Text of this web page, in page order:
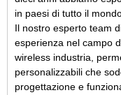
in paesi di tutto il
Il nostro esperto team
esperienza nel campo
wireless industria,
personalizzabili che
progettazione e